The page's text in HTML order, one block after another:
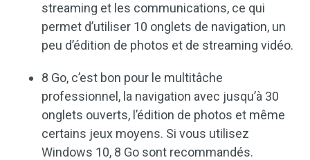
streaming et les communications, ce qui
permet d’utiliser 10 onglets de navigation, un
peu d’édition de photos et de streaming vidéo.
8 Go, c’est bon pour le multitâche
professionnel, la navigation avec jusqu’à 30
onglets ouverts, l’édition de photos et même
certains jeux moyens. Si vous utilisez
Windows 10, 8 Go sont recommandés.